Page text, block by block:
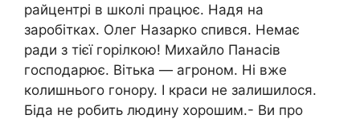
райцентрі в школі працює. Надя на
заробітках. Олег Назарко спився. Немає
ради з тієї горілкою! Михайло Панасів
господарює. Вітька — агроном. Ні вже
колишнього гонору. І краси не залишилося.
Біда не робить людину хорошим.- Ви про